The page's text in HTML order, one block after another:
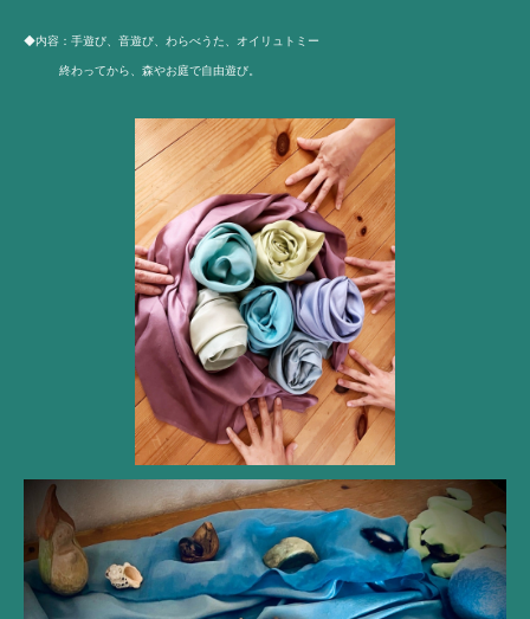
◆内容：手遊び、音遊び、わらべうた、オイリュトミー
終わってから、森やお庭で自由遊び。